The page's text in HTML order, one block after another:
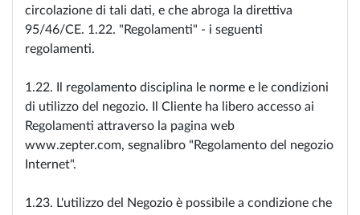
circolazione di tali dati, e che abroga la direttiva
95/46/CE. 1.22. "Regolamenti" - i seguenti
regolamenti.
1.22. Il regolamento disciplina le norme e le condizioni
di utilizzo del negozio. Il Cliente ha libero accesso ai
Regolamenti attraverso la pagina web
www.zepter.com, segnalibro "Regolamento del negozio
Internet".
1.23. L'utilizzo del Negozio è possibile a condizione che